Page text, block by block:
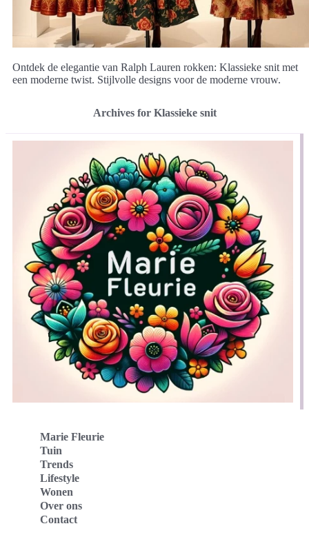
Ontdek de elegantie van Ralph Lauren rokken: Klassieke snit met
een moderne twist. Stijlvolle designs voor de moderne vrouw.
Archives for Klassieke snit
Marie Fleurie
Tuin
Trends
Lifestyle
Wonen
Over ons
Contact